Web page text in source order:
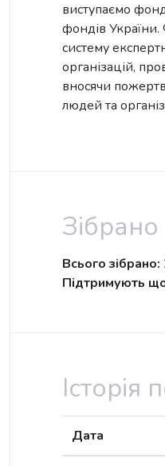
виступаємо
фондів України.
систему
організацій,
вносячи
людей та
Всього зібрано:
Підтримують
Історія
Дата